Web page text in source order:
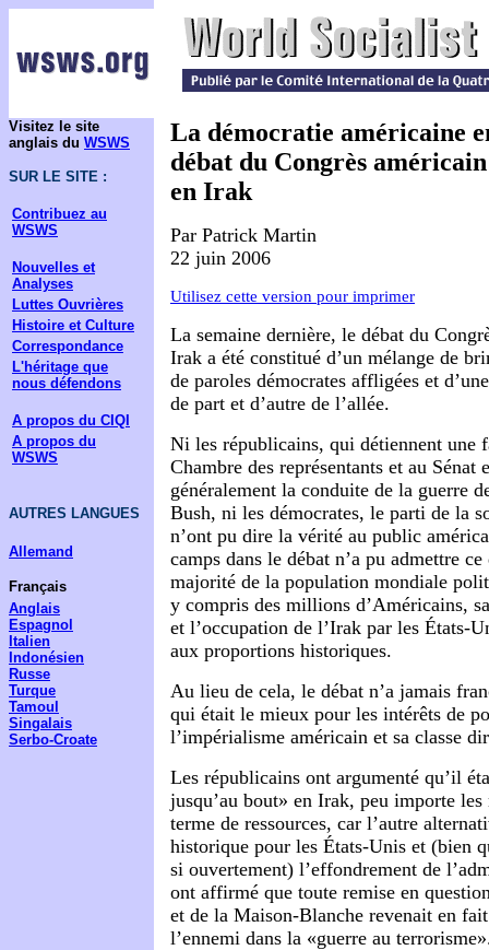
Visitez le site
anglais du WSWS
SUR LE SITE :
Contribuez au
WSWS
Nouvelles et
Analyses
Luttes Ouvrières
Histoire et Culture
Correspondance
L'héritage que
nous défendons
A propos du CIQI
A propos du
WSWS
AUTRES LANGUES
Allemand
Français
Anglais
Espagnol
Italien
Indonésien
Russe
Turque
Tamoul
Singalais
Serbo-Croate
La démocratie américaine
débat du Congrès
en Irak
Par Patrick Martin
22 juin 2006
Utilisez cette version pour imprimer
La semaine dernière, le débat du
Irak a été constitué d’un mélange de
de paroles démocrates affligées et
de part et d’autre de l’allée.
Ni les républicains, qui détiennent une
Chambre des représentants et au Sénat
généralement la conduite de la guerre
Bush, ni les démocrates, le parti de la
n’ont pu dire la vérité au public
camps dans le débat n’a pu admettre
majorité de la population mondiale
y compris des millions d’Américains,
et l’occupation de l’Irak par les États-
aux proportions historiques.
Au lieu de cela, le débat n’a jamais
qui était le mieux pour les intérêts de
l’impérialisme américain et sa classe
Les républicains ont argumenté qu’il
jusqu’au bout» en Irak, peu importe
terme de ressources, car l’autre
historique pour les États-Unis et (bien
si ouvertement) l’effondrement de
ont affirmé que toute remise en
et de la Maison-Blanche revenait en
l’ennemi dans la «guerre au